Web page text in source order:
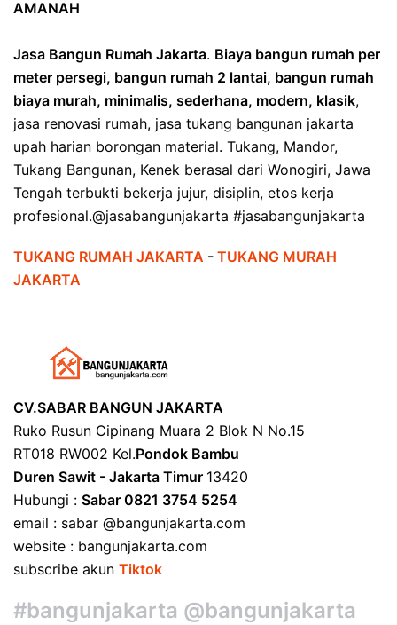
AMANAH
Jasa Bangun Rumah Jakarta. Biaya bangun rumah per
meter persegi, bangun rumah 2 lantai, bangun rumah
biaya murah, minimalis, sederhana, modern, klasik,
jasa renovasi rumah, jasa tukang bangunan jakarta
upah harian borongan material. Tukang, Mandor,
Tukang Bangunan, Kenek berasal dari Wonogiri, Jawa
Tengah terbukti bekerja jujur, disiplin, etos kerja
profesional.@jasabangunjakarta #jasabangunjakarta
TUKANG RUMAH JAKARTA - TUKANG MURAH
JAKARTA
CV.SABAR BANGUN JAKARTA
Ruko Rusun Cipinang Muara 2 Blok N No.15
RT018 RW002 Kel.Pondok Bambu
Duren Sawit - Jakarta Timur 13420
Hubungi : Sabar 0821 3754 5254
email : sabar @bangunjakarta.com
website : bangunjakarta.com
subscribe akun Tiktok
#bangunjakarta @bangunjakarta